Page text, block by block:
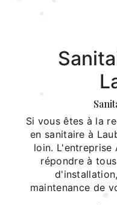
Si vous êtes à la
en sanitaire à
loin. L'entreprise
répondre à
maintenance de